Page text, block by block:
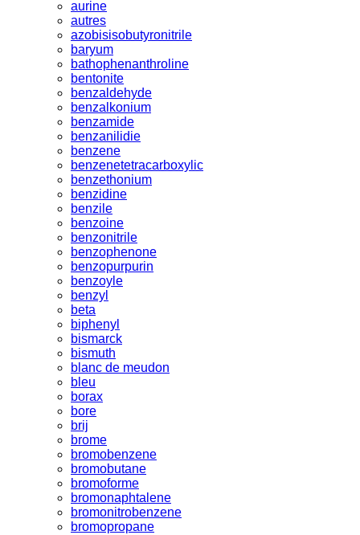
aurine
autres
azobisisobutyronitrile
baryum
bathophenanthroline
bentonite
benzaldehyde
benzalkonium
benzamide
benzanilidie
benzene
benzenetetracarboxylic
benzethonium
benzidine
benzile
benzoine
benzonitrile
benzophenone
benzopurpurin
benzoyle
benzyl
beta
biphenyl
bismarck
bismuth
blanc de meudon
bleu
borax
bore
brij
brome
bromobenzene
bromobutane
bromoforme
bromonaphtalene
bromonitrobenzene
bromopropane